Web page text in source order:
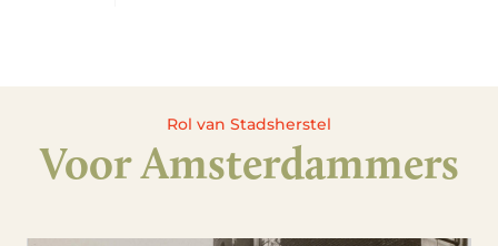
Rol van Stadsherstel
Voor Amsterdammers